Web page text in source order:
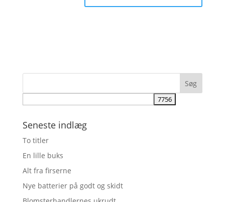
Seneste indlæg
To titler
En lille buks
Alt fra firserne
Nye batterier på godt og skidt